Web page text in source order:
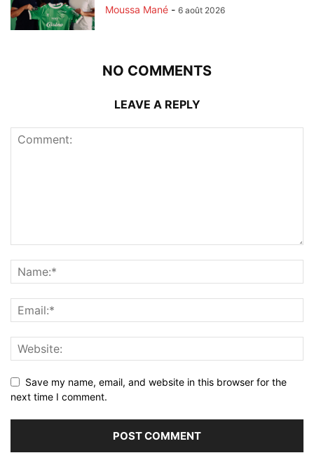
Moussa Mané - 6 août 2026
NO COMMENTS
LEAVE A REPLY
Save my name, email, and website in this browser for the
next time I comment.